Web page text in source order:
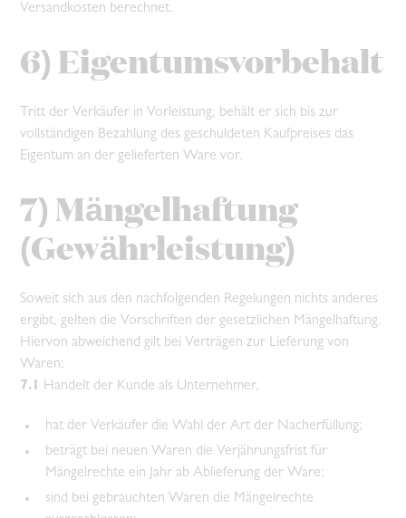
Versandkosten berechnet.
6) Eigentumsvorbehalt
Tritt der Verkäufer in Vorleistung, behält er sich bis zur
vollständigen Bezahlung des geschuldeten Kaufpreises das
Eigentum an der gelieferten Ware vor.
7) Mängelhaftung
(Gewährleistung)
Soweit sich aus den nachfolgenden Regelungen nichts anderes
ergibt, gelten die Vorschriften der gesetzlichen Mängelhaftung.
Hiervon abweichend gilt bei Verträgen zur Lieferung von
Waren:
7.1 Handelt der Kunde als Unternehmer,
hat der Verkäufer die Wahl der Art der Nacherfüllung;
beträgt bei neuen Waren die Verjährungsfrist für
Mängelrechte ein Jahr ab Ablieferung der Ware;
sind bei gebrauchten Waren die Mängelrechte